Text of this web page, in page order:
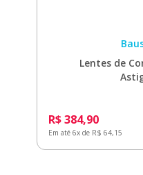
Lentes de
R$ 384,90
Em até 6x de R$ 64,15